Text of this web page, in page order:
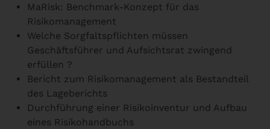
MaRisk: Benchmark-Konzept für das
Risikomanagement
Welche Sorgfaltspflichten müssen
Geschäftsführer und Aufsichtsrat zwingend
erfüllen ?
Bericht zum Risikomanagement als Bestandteil
des Lageberichts
Durchführung einer Risikoinventur und Aufbau
eines Risikohandbuchs